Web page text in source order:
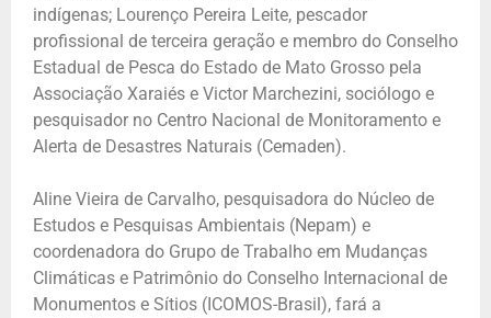
indígenas; Lourenço Pereira Leite, pescador
profissional de terceira geração e membro do Conselho
Estadual de Pesca do Estado de Mato Grosso pela
Associação Xaraiés e Victor Marchezini, sociólogo e
pesquisador no Centro Nacional de Monitoramento e
Alerta de Desastres Naturais (Cemaden).
Aline Vieira de Carvalho, pesquisadora do Núcleo de
Estudos e Pesquisas Ambientais (Nepam) e
coordenadora do Grupo de Trabalho em Mudanças
Climáticas e Patrimônio do Conselho Internacional de
Monumentos e Sítios (ICOMOS-Brasil), fará a